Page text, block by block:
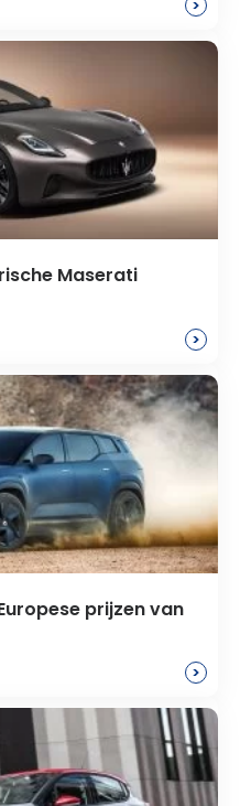
>
Maserati
>
prijzen van
>